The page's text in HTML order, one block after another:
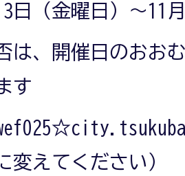
日（金曜日）～11
は、開催日のおお
す
えてください）